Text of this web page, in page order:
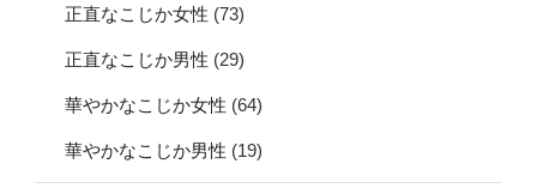
正直なこじか女性 (73)
正直なこじか男性 (29)
華やかなこじか女性 (64)
華やかなこじか男性 (19)